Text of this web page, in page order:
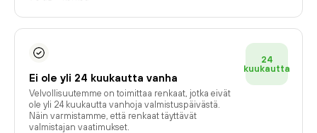
Ei ole yli 24 kuukautta vanha
Velvollisuutemme on toimittaa renkaat, jotka eivät
ole yli 24 kuukautta vanhoja valmistuspäivästä.
Näin varmistamme, että renkaat täyttävät
valmistajan vaatimukset.
24
kuukautta